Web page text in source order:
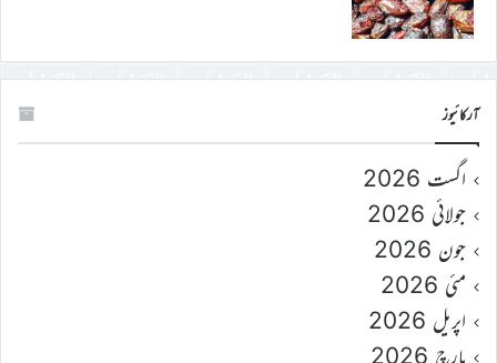
آرکائیوز
اگست 2026
جولائی 2026
جون 2026
مئی 2026
اپریل 2026
مارچ 2026